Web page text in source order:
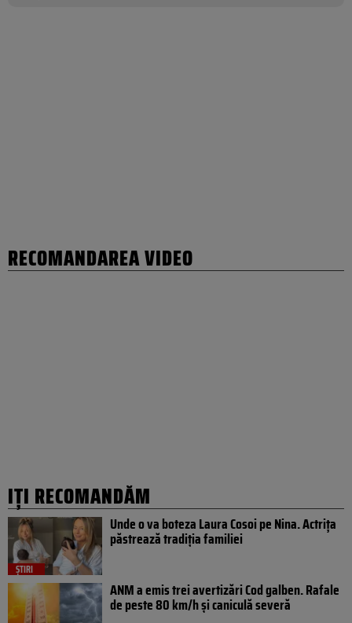
RECOMANDAREA VIDEO
IȚI RECOMANDĂM
ȘTIRI
Unde o va boteza Laura Cosoi pe Nina. Actrița
păstrează tradiția familiei
ANM a emis trei avertizări Cod galben. Rafale
de peste 80 km/h și caniculă severă